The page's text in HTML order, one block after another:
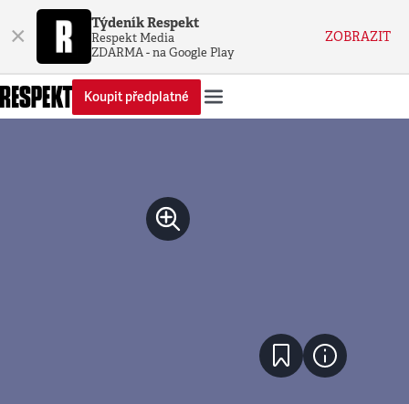
× Týdeník Respekt
Respekt Media
ZDARMA - na Google Play
ZOBRAZIT
Koupit předplatné